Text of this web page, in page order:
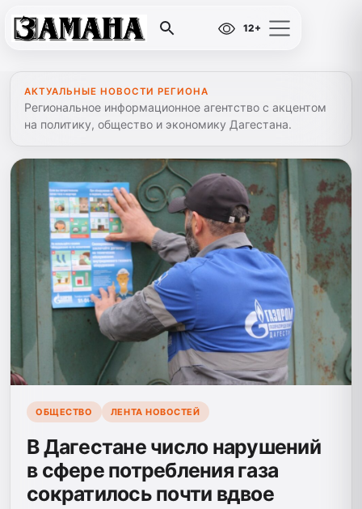
12+
АКТУАЛЬНЫЕ НОВОСТИ РЕГИОНА
Региональное информационное агентство с акцентом
на политику, общество и экономику Дагестана.
ОБЩЕСТВО ЛЕНТА НОВОСТЕЙ
В Дагестане число нарушений
в сфере потребления газа
сократилось почти вдвое